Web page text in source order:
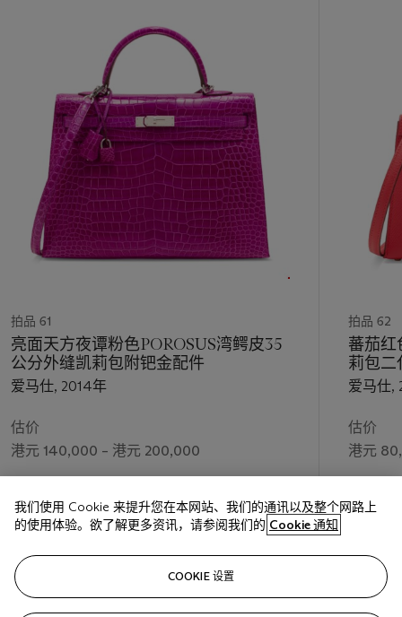
拍品 61
亮面天方夜谭粉色POROSUS湾鳄皮35
公分外缝凯莉包附钯金配件
爱马仕, 2014年
估价
港元 140,000 – 港元 200,000
港元 165,100
拍品 62
蕃茄红
莉包二
爱马仕,
估价
港元
港元
我们使用 Cookie 来提升您在本网站、我们的通讯以及整个网路上
的使用体验。欲了解更多资讯，请参阅我们的 Cookie 通知
COOKIE 设置